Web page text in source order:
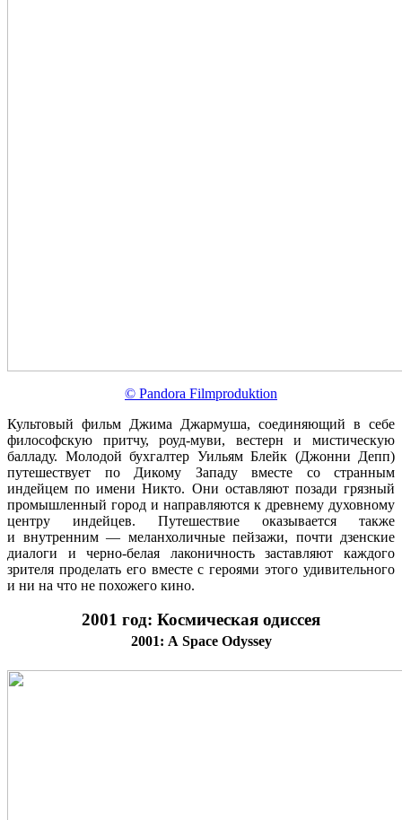
© Pandora Filmproduktion
Культовый фильм Джима Джармуша, соединяющий в себе
философскую притчу, роуд-муви, вестерн и мистическую
балладу. Молодой бухгалтер Уильям Блейк (Джонни Депп)
путешествует по Дикому Западу вместе со странным
индейцем по имени Никто. Они оставляют позади грязный
промышленный город и направляются к древнему духовному
центру индейцев. Путешествие оказывается также
и внутренним — меланхоличные пейзажи, почти дзенские
диалоги и черно-белая лаконичность заставляют каждого
зрителя проделать его вместе с героями этого удивительного
и ни на что не похожего кино.
2001 год: Космическая одиссея
2001: A Space Odyssey